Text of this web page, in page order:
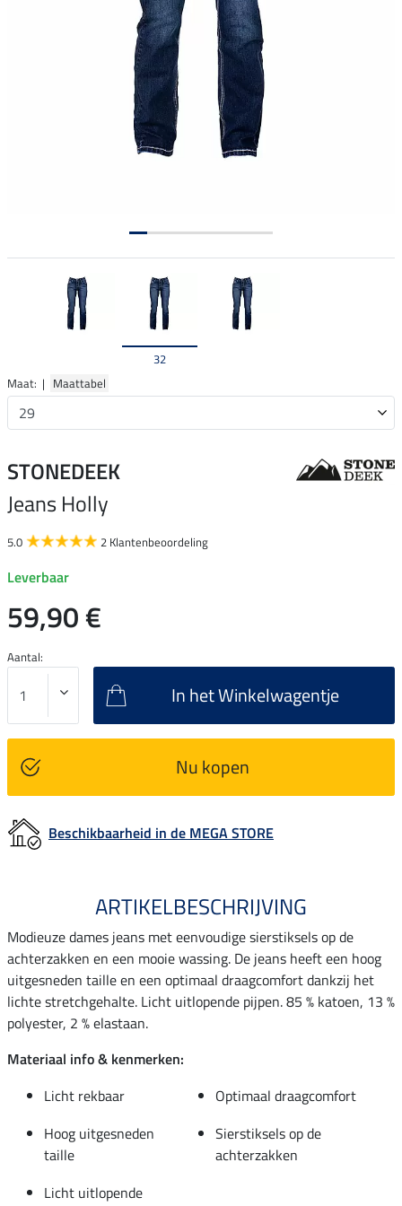
32
Maat: | Maattabel
STONEDEEK
Jeans Holly
5.0 2 Klantenbeoordeling
Leverbaar
59,90 €
Aantal:
In het Winkelwagentje
Nu kopen
Beschikbaarheid in de MEGA STORE
ARTIKELBESCHRIJVING
Modieuze dames jeans met eenvoudige sierstiksels op de
achterzakken en een mooie wassing. De jeans heeft een hoog
uitgesneden taille en een optimaal draagcomfort dankzij het
lichte stretchgehalte. Licht uitlopende pijpen. 85 % katoen, 13 %
polyester, 2 % elastaan.
Materiaal info & kenmerken:
Licht rekbaar
Optimaal draagcomfort
Hoog uitgesneden
taille
Sierstiksels op de
achterzakken
Licht uitlopende